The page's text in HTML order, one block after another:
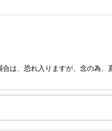
は、恐れ入りますが、念の為、